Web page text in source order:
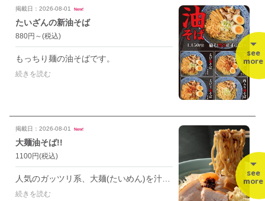
掲載日：2026-08-01 New!
たいざんの新油そば
880円～(税込)
もっちり麺の油そばです。
続きを読む
see
more
掲載日：2026-08-01 New!
大麺油そば!!
1100円(税込)
人気のガッツリ系、大麺(たいめん)を汁なしで!! えび香るたいざんオリジナル「えびラー油」が味の決め手です。
続きを読む
see
more